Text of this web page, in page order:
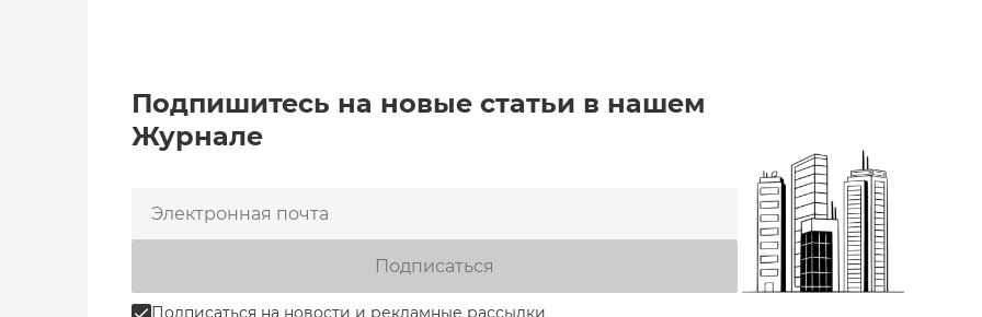
Подпишитесь на новые статьи в нашем
Журнале
Подписаться на новости и рекламные рассылки
Подписаться